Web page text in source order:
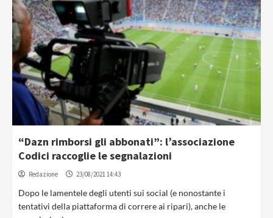
“Dazn rimborsi gli abbonati”: l’associazione
Codici raccoglie le segnalazioni
Redazione 23/08/2021 14:43
Dopo le lamentele degli utenti sui social (e nonostante i
tentativi della piattaforma di correre ai ripari), anche le